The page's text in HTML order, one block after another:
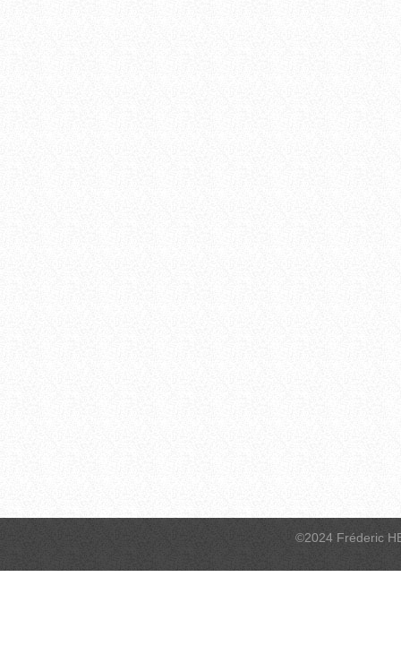
©2024 Fréderic